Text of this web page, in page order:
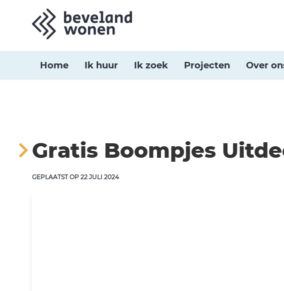
Home Ik huur Ik zoek Projecten Over
Gratis Boompjes
GEPLAATST OP 22 JULI 2024